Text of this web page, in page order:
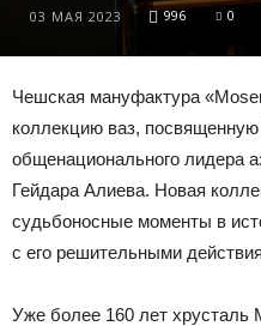
03 МАЯ 2023 996 0
Чешская мануфактура
коллекцию ваз,
общенационального лидера
Гейдара Алиева. Новая
судьбоносные моменты в
с его решительными
Уже более 160 лет хрусталь